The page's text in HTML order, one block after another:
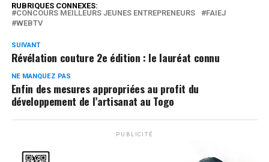
RUBRIQUES CONNEXES:
CONCOURS MEILLEURS JEUNES ENTREPRENEURS
FAIEJ
WEBTV
SUIVANT
Révélation couture 2e édition : le lauréat connu
NE MANQUEZ PAS
Enfin des mesures appropriées au profit du
développement de l’artisanat au Togo
PUBLICITÉ